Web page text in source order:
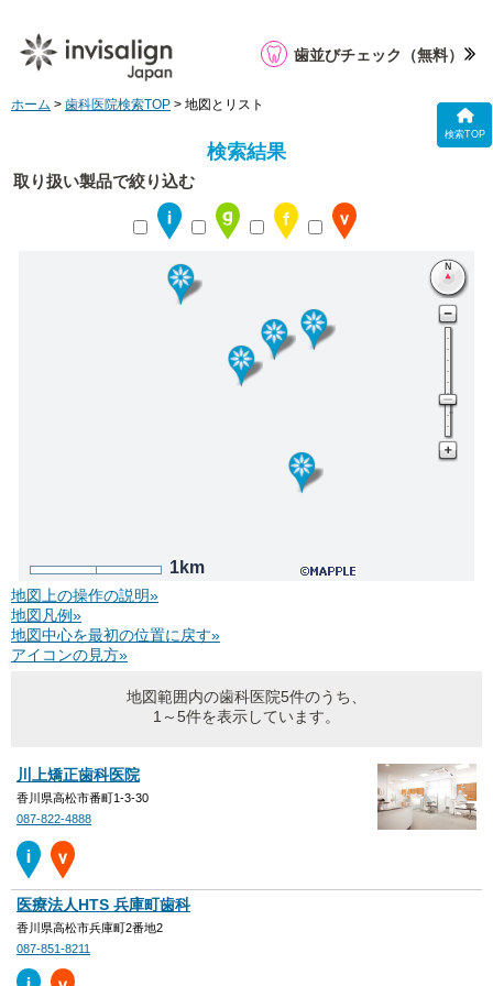
検索TOP
歯並びチェック （無料）
ホーム > 歯科医院検索TOP > 地図とリスト
検索結果
取り扱い製品で絞り込む
1km
地図上の操作の説明»
地図凡例»
地図中心を最初の位置に戻す»
アイコンの見方»
地図範囲内の歯科医院5件のうち、
1～5件を表示しています。
川上矯正歯科医院
香川県高松市番町1-3-30
087-822-4888
医療法人HTS 兵庫町歯科
香川県高松市兵庫町2番地2
087-851-8211